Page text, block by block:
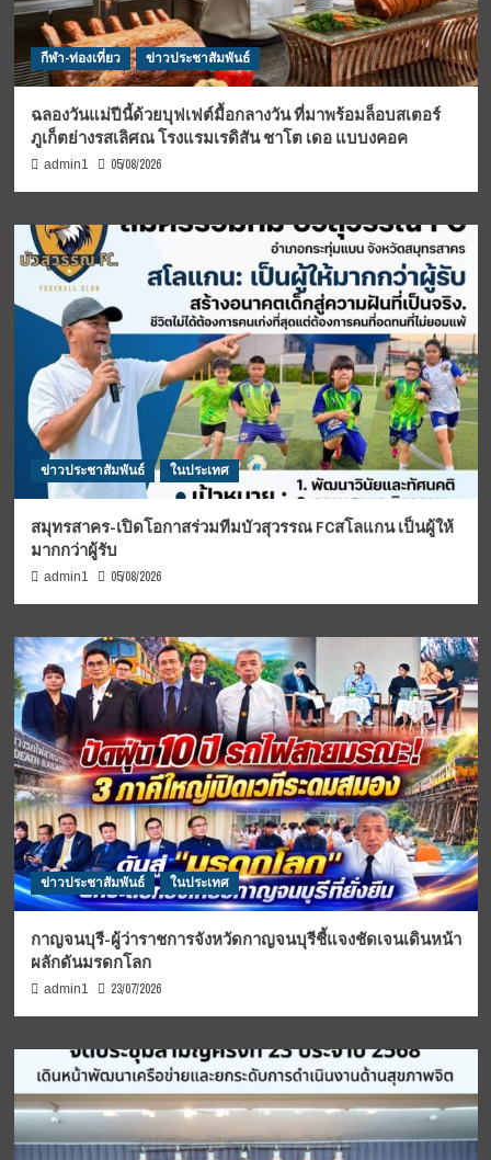
กีฬา-ท่องเที่ยว ข่าวประชาสัมพันธ์
ฉลองวันแม่ปีนี้ด้วยบุฟเฟต์มื้อกลางวัน ที่มาพร้อมล็อบสเตอร์
ภูเก็ตย่างรสเลิศณ โรงแรมเรดิสัน ชาโต เดอ แบบงคอค
admin1 05/08/2026
ข่าวประชาสัมพันธ์ ในประเทศ
สมุทรสาคร-เปิดโอกาสร่วมทีมบัวสุวรรณ FCสโลแกน เป็นผู้ให้
มากกว่าผู้รับ
admin1 05/08/2026
ข่าวประชาสัมพันธ์ ในประเทศ
กาญจนบุรี-ผู้ว่าราชการจังหวัดกาญจนบุรีชี้แจงชัดเจนเดินหน้า
ผลักดันมรดกโลก
admin1 23/07/2026